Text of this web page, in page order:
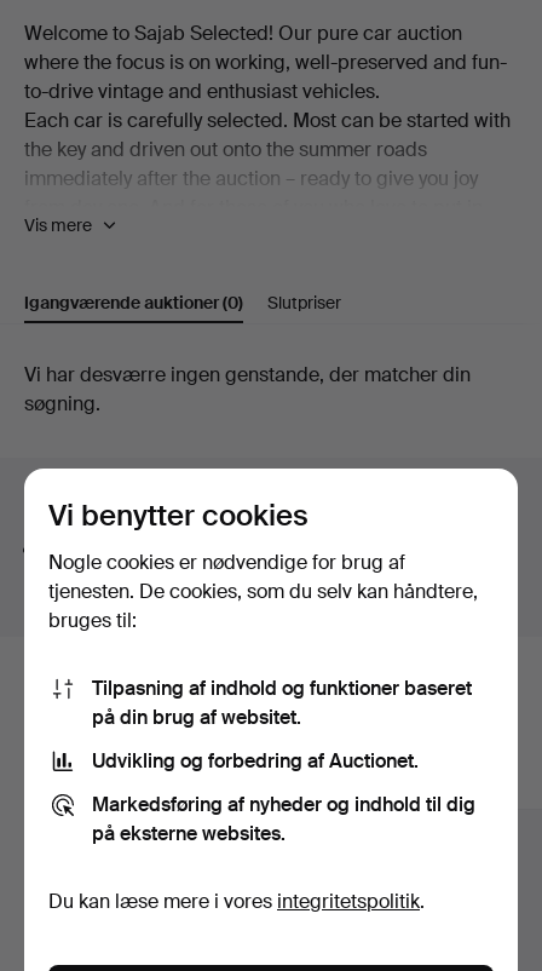
Welcome to Sajab Selected! Our pure car auction
where the focus is on working, well-preserved and fun-
to-drive vintage and enthusiast vehicles.
Each car is carefully selected. Most can be started with
the key and driven out onto the summer roads
immediately after the auction – ready to give you joy
your own time and love, there are also wonderful
personal dream car. These are cars you can feel proud
to own! This regardless of whether it is an elegant
car or some other gem that arouses emotions.
Sajab Selected is the auction for those of you who want
to buy a car you can actually use and enjoy, not just look
A warm welcome!
Buyer's premium:
Categories Motorcycles and Cars: 12.5% ​​+ SEK 80
Other: 25% + SEK 80
Some items are to be collected at another location, see
item description.
on Auctionet or through bank transfer.
Vis mere
Igangværende auktioner(0) Slutpriser
Igangværende
auktioner
Vi har desværre ingen genstande, der matcher din
søgning.
Vi søger automatisk på dele af ord. Søger du efter
bånd, finder vi ogsåarmbåndsur.
Her er genstande fra vores arkiv, der
matcher din søgning
Vi benytter cookies
Nogle cookies er nødvendige for brug af
tjenesten. De cookies, som du selv kan håndtere,
bruges til:
Tilpasning af indhold og funktioner baseret
på din brug af websitet.
Udvikling og forbedring af Auctionet.
Markedsføring af nyheder og indhold til dig
på eksterne websites.
Du kan læse mere i vores integritetspolitik.